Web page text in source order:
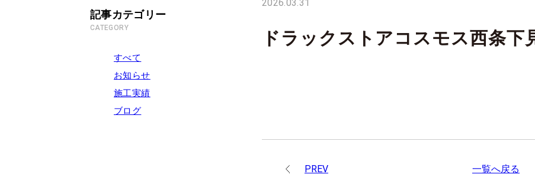
記事カテゴリー
CATEGORY
すべて
お知らせ
施工実績
ブログ
2026.03.31
ドラックストアコスモス西条下
PREV 一覧へ戻る